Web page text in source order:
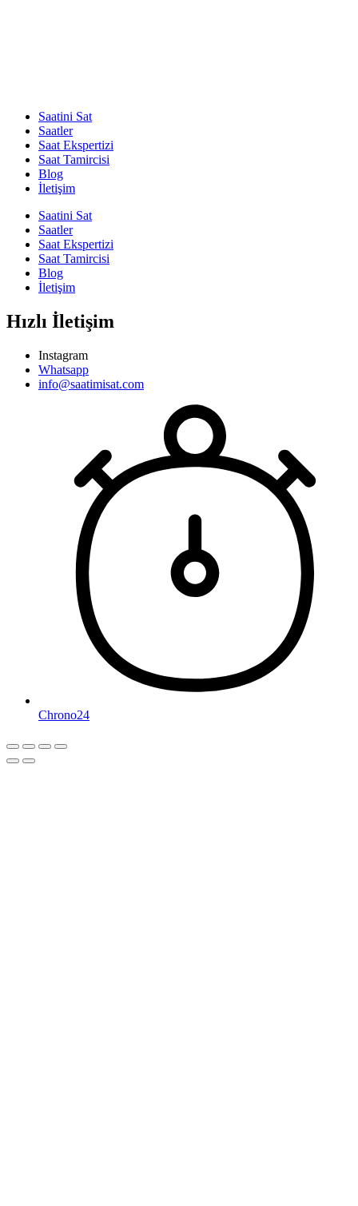
Saatini Sat
Saatler
Saat Ekspertizi
Saat Tamircisi
Blog
İletişim
Saatini Sat
Saatler
Saat Ekspertizi
Saat Tamircisi
Blog
İletişim
Hızlı İletişim
Instagram
Whatsapp
info@saatimisat.com
Chrono24